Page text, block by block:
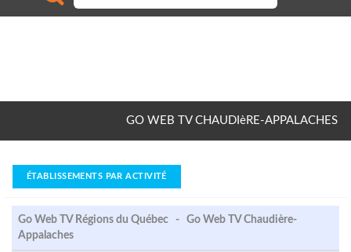
GO WEB TV CHAUDIèRE-APPALACHES
ÉTABLISSEMENTS PAR ACTIVITÉ
Go Web TV Régions du Québec - Go Web TV Chaudière-
Appalaches